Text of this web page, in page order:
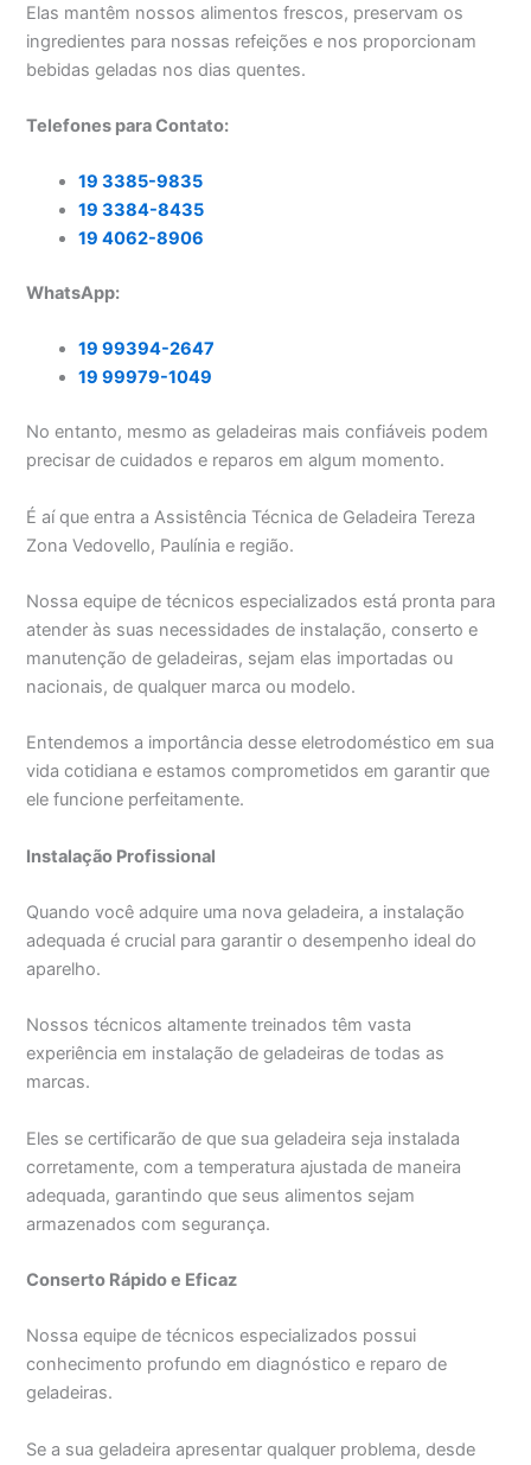
Elas mantêm nossos alimentos frescos, preservam os
ingredientes para nossas refeições e nos proporcionam
bebidas geladas nos dias quentes.
Telefones para Contato:
19 3385-9835
19 3384-8435
19 4062-8906
WhatsApp:
19 99394-2647
19 99979-1049
No entanto, mesmo as geladeiras mais confiáveis podem
precisar de cuidados e reparos em algum momento.
É aí que entra a Assistência Técnica de Geladeira Tereza
Zona Vedovello, Paulínia e região.
Nossa equipe de técnicos especializados está pronta para
atender às suas necessidades de instalação, conserto e
manutenção de geladeiras, sejam elas importadas ou
nacionais, de qualquer marca ou modelo.
Entendemos a importância desse eletrodoméstico em sua
vida cotidiana e estamos comprometidos em garantir que
ele funcione perfeitamente.
Instalação Profissional
Quando você adquire uma nova geladeira, a instalação
adequada é crucial para garantir o desempenho ideal do
aparelho.
Nossos técnicos altamente treinados têm vasta
experiência em instalação de geladeiras de todas as
marcas.
Eles se certificarão de que sua geladeira seja instalada
corretamente, com a temperatura ajustada de maneira
adequada, garantindo que seus alimentos sejam
armazenados com segurança.
Conserto Rápido e Eficaz
Nossa equipe de técnicos especializados possui
conhecimento profundo em diagnóstico e reparo de
geladeiras.
Se a sua geladeira apresentar qualquer problema, desde